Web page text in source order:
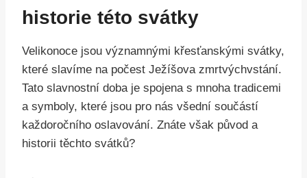
historie této svátky
Velikonoce jsou významnými křesťanskými svátky,
které slavíme na počest Ježíšova zmrtvýchvstání.
Tato slavnostní doba je spojena s mnoha tradicemi
a symboly, které jsou pro nás všední součástí
každoročního oslavování. Znáte však původ a
historii těchto svátků?